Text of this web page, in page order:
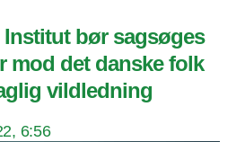
Institut bør sagsøges
mod det danske folk
vildledning
6:56